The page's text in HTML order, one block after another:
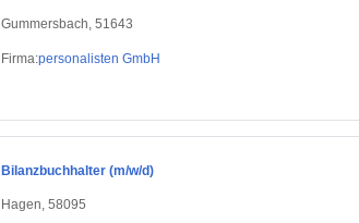
Gummersbach, 51643
Firma:personalisten GmbH
Bilanzbuchhalter (m/w/d)
Hagen, 58095